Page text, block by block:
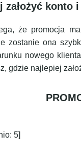
założyć konto
że promocja
zostanie ona
nowego
gdzie najlepiej
5]